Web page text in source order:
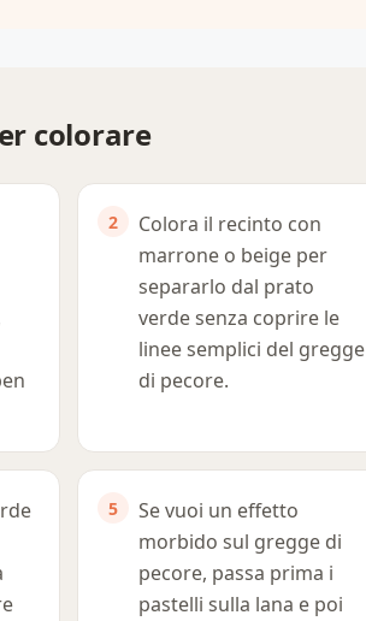
colorare
Colora il recinto con
marrone o beige per
separarlo dal prato
verde senza coprire le
linee semplici del gregge
di pecore.
Se vuoi un effetto
morbido sul gregge di
pecore, passa prima i
pastelli sulla lana e poi